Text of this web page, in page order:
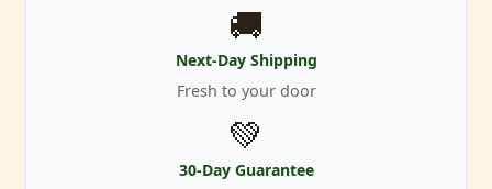
🚚
Next-Day Shipping
Fresh to your door
💚
30-Day Guarantee